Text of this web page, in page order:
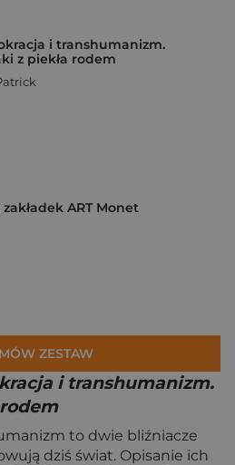
i transhumanizm.
z piekła rodem
ART Monet
ZESTAW
i transhumanizm.
to dwie bliźniacze
dziś świat. Opisanie ich